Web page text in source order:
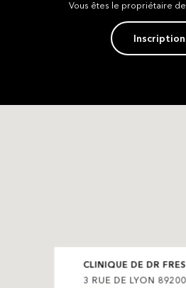
Vous êtes le propriétaire
Inscription
CLINIQUE DE DR
3 RUE DE LYON